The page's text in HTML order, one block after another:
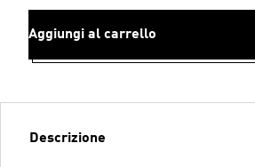
Aggiungi al carrello
Descrizione